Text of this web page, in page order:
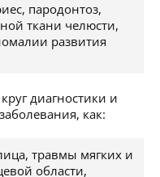
пародонтоз,
ткани челюсти,
развития
диагностики и
как:
травмы мягких и
области,